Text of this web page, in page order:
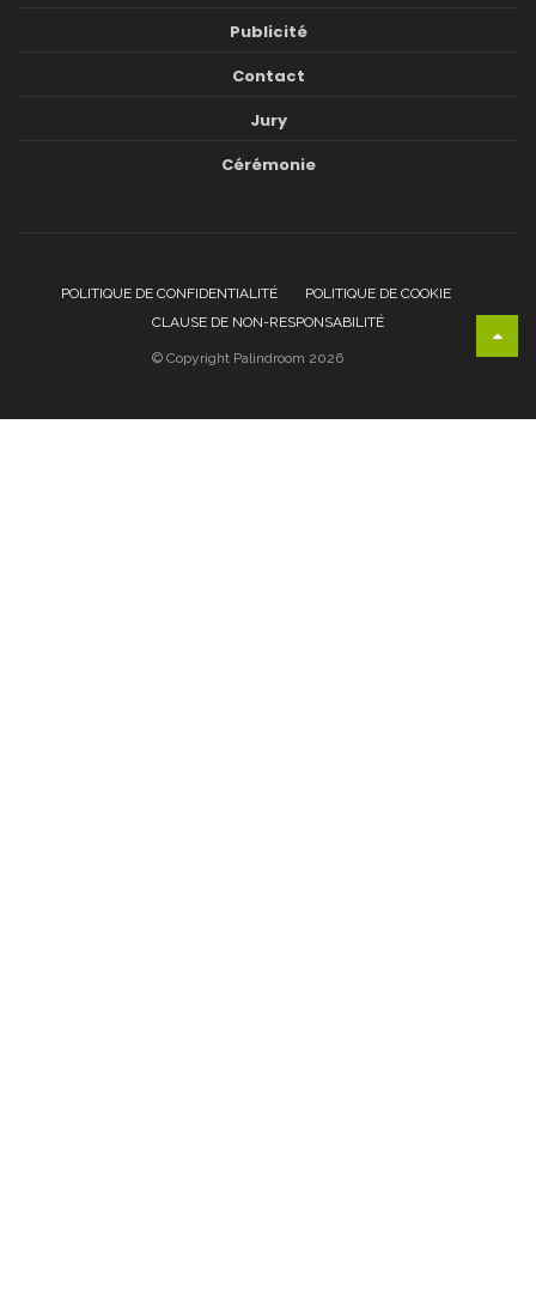
Publicité
Contact
Jury
Cérémonie
POLITIQUE DE CONFIDENTIALITÉ
POLITIQUE DE COOKIE
CLAUSE DE NON-RESPONSABILITÉ
© Copyright Palindroom 2026